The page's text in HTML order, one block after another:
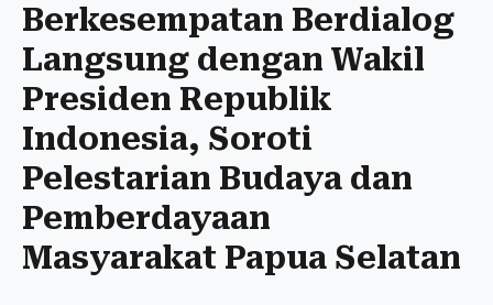
Berkesempatan Berdialog
Langsung dengan Wakil
Presiden Republik
Indonesia, Soroti
Pelestarian Budaya dan
Pemberdayaan
Masyarakat Papua Selatan